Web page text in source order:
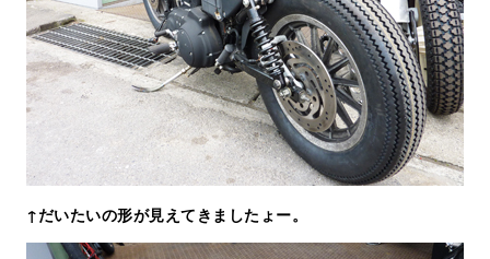
↑だいたいの形が見えてきましたょー。